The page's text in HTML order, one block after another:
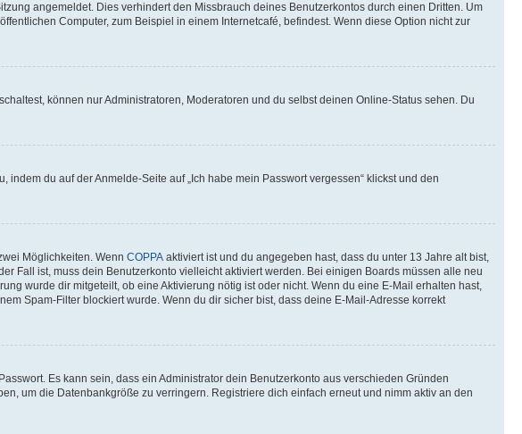
angemeldet. Dies verhindert den Missbrauch deines Benutzerkontos durch einen Dritten. Um
Computer, zum Beispiel in einem Internetcafé, befindest. Wenn diese Option nicht zur
können nur Administratoren, Moderatoren und du selbst deinen Online-Status sehen. Du
du auf der Anmelde-Seite auf „Ich habe mein Passwort vergessen“ klickst und den
Möglichkeiten. Wenn COPPA aktiviert ist und du angegeben hast, dass du unter 13 Jahre alt bist,
Fall ist, muss dein Benutzerkonto vielleicht aktiviert werden. Bei einigen Boards müssen alle neu
wurde dir mitgeteilt, ob eine Aktivierung nötig ist oder nicht. Wenn du eine E-Mail erhalten hast,
Spam-Filter blockiert wurde. Wenn du dir sicher bist, dass deine E-Mail-Adresse korrekt
Es kann sein, dass ein Administrator dein Benutzerkonto aus verschieden Gründen
um die Datenbankgröße zu verringern. Registriere dich einfach erneut und nimm aktiv an den